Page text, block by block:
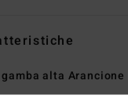
alta Arancione